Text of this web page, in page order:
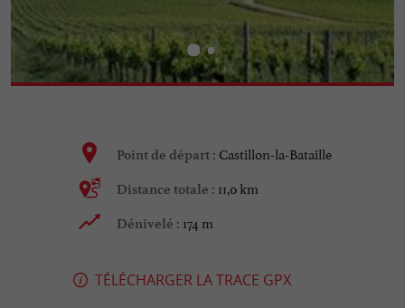
Point de départ : Castillon-la-Bataille
Distance totale : 11,0 km
Dénivelé : 174 m
TÉLÉCHARGER LA TRACE GPX